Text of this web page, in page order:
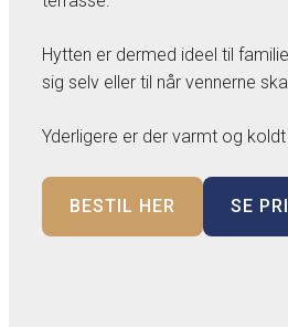
Hytten er dermed ideel til
sig selv eller til når vennerne
Yderligere er der varmt og
BESTIL HER SE